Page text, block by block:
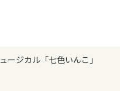
ージカル「七色いんこ」